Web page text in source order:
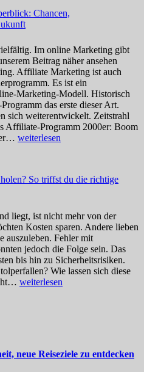
Chancen,
Im online Marketing gibt
Beitrag näher ansehen
Affiliate Marketing ist auch
Es ist ein
Marketing-Modell. Historisch
das erste dieser Art.
sich weiterentwickelt. Zeitstrahl
Affiliate-Programm 2000er: Boom
Affiliate-
Chancen,
Zukunft
weiterlesen
So triffst du die richtige
liegt, ist nicht mehr von der
Kosten sparen. Andere lieben
auszuleben. Fehler mit
jedoch die Folge sein. Das
bis hin zu Sicherheitsrisiken.
Wie lassen sich diese
Selber
du
weiterlesen
neue Reiseziele zu entdecken